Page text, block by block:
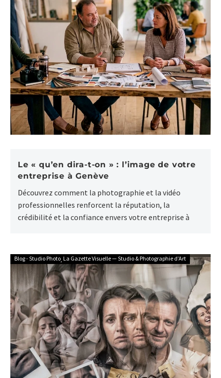
Le « qu’en dira-t-on » : l’image de votre
entreprise à Genève
Découvrez comment la photographie et la vidéo
professionnelles renforcent la réputation, la
crédibilité et la confiance envers votre entreprise à
Blog - Studio Photo La Gazette Visuelle — Studio & Photographie d’Art